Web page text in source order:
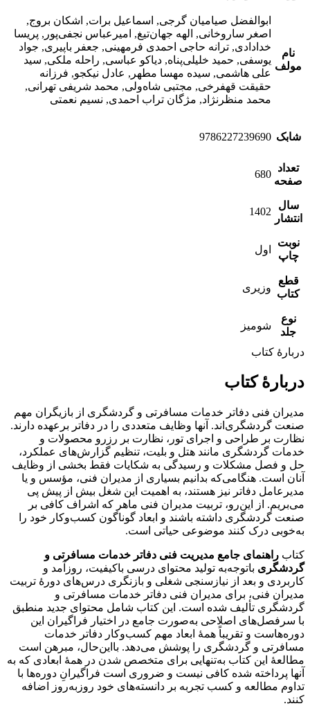
نام
مولف
ابوالفضل صیامیان گرجی, اسماعیل برات, اشکان بروج,
اصغر ساروخانی, الهه جهان‌تیغ, امیرعباس نجفی‌پور, پریسا
خدادادی, ترانه حاجی احمدی فرمهینی, جعفر باپیری, جواد
یوسفی, حمید خلیلی‌پناه, دیاکو عباسی, راحله ملکی, سید
علی هاشمی, سیده مهسا مطهر, عادل نیکجو, فرزانه
حقیقت‌ قهفرخی, مجتبی شاه‌ولی, محمد شریفی تهرانی,
محمد ‌منظرنژاد, مژگان تراب احمدی, نسیم نعمتی
شابک 9786227239690
تعداد
صفحه
680
سال
انتشار
1402
نوبت
چاپ
اول
قطع
کتاب
وزیری
نوع
جلد
شومیز
دربارۀ کتاب
دربارۀ کتاب
مدیران فنی دفاتر خدمات مسافرتی و گردشگری از بازیگران مهم
صنعت گردشگری‌اند. آنها وظایف متعددی را در دفاتر برعهده دارند.
نظارت بر طراحی و اجرای تور، نظارت بر رزرو محصولات و
خدمات گردشگری مانند هتل و بلیت، تنظیم گزارش‌های عملکرد،
حل‌ و فصل مشکلات و رسیدگی به شکایات فقط بخشی از وظایف
آنان است. هنگامی‌که بدانیم بسیاری از مدیران فنی، مؤسس و یا
مدیرعامل دفاتر نیز هستند، به اهمیت این شغل بیش ‌از پیش پی
می‌‌بریم. از این‌رو، تربیت مدیران فنی ماهر که اشراف کافی بر
صنعت گردشگری داشته باشند و ابعاد گوناگون کسب‌وکار خود را
به‌خوبی درک کنند موضوعی حیاتی است.
کتاب راهنمای جامع مدیریت فنی دفاتر خدمات مسافرتی و
گردشگری باتوجه‌به تولید محتوای درسی باکیفیت، روزآمد و
کاربردی و بعد از نیازسنجی شغلی و بازنگری درس‌های دورۀ تربیت
مدیران فنی، برای مدیران فنی دفاتر خدمات مسافرتی و
گردشگری تألیف شده است. این کتاب شامل محتوای جدید منطبق
با سرفصل‌های اصلاحی به‌صورت جامع در اختیار فراگیران این
دوره‌هاست و تقریباً همۀ ابعاد مهم کسب‌وکار دفاتر خدمات
مسافرتی و گردشگری را پوشش می‌دهد. بااین‌حال، مبرهن است
مطالعۀ این کتاب به‌تنهایی برای متخصص شدن در همۀ ابعادی که به
آنها پرداخته‌ شده کافی نیست و ضروری است فراگیرانِ دوره‌‌ها با
تداوم مطالعه و کسب تجربه بر دانسته‌های خود روز‌به‌روز اضافه
کنند.